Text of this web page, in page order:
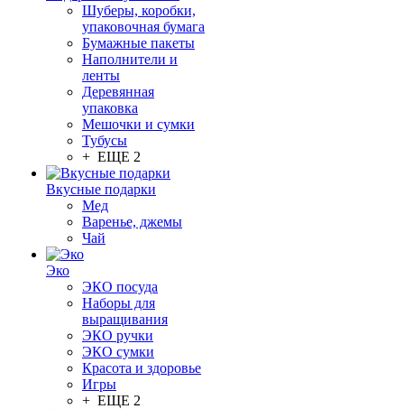
Шуберы, коробки,
упаковочная бумага
Бумажные пакеты
Наполнители и
ленты
Деревянная
упаковка
Мешочки и сумки
Тубусы
+ ЕЩЕ 2
Вкусные подарки
Мед
Варенье, джемы
Чай
Эко
ЭКО посуда
Наборы для
выращивания
ЭКО ручки
ЭКО сумки
Красота и здоровье
Игры
+ ЕЩЕ 2